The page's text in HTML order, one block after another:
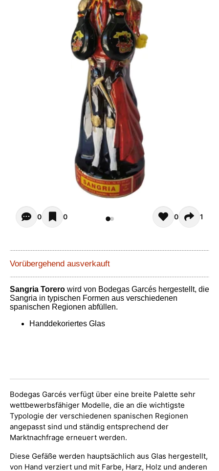
Opiniones - Zur Zeit gibt noch keinen Kommentar.
0 0 0 1
Vorübergehend ausverkauft
Sangria Torero wird von Bodegas Garcés hergestellt, die
Sangria in typischen Formen aus verschiedenen
spanischen Regionen abfüllen.
Handdekoriertes Glas
Bodegas Garcés verfügt über eine breite Palette sehr
wettbewerbsfähiger Modelle, die an die wichtigste
Typologie der verschiedenen spanischen Regionen
angepasst sind und ständig entsprechend der
Marktnachfrage erneuert werden.
Diese Gefäße werden hauptsächlich aus Glas hergestellt,
von Hand verziert und mit Farbe, Harz, Holz und anderen